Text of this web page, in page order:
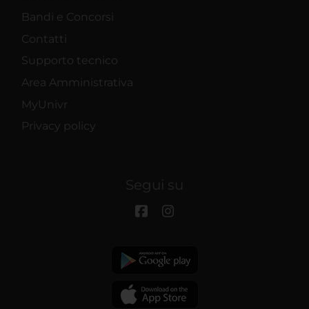
Bandi e Concorsi
Contatti
Supporto tecnico
Area Amministrativa
MyUnivr
Privacy policy
Segui su